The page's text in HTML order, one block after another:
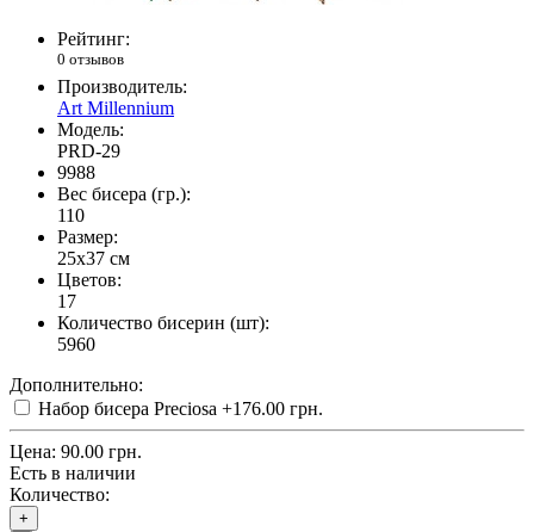
Рейтинг:
0 отзывов
Производитель:
Art Millennium
Модель:
PRD-29
9988
Вес бисера (гр.):
110
Размер:
25x37 см
Цветов:
17
Количество бисерин (шт):
5960
Дополнительно:
Набор бисера Preciosa +176.00 грн.
Цена: 90.00 грн.
Есть в наличии
Количество:
+